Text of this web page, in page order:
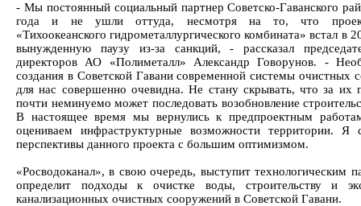
- Мы постоянный социальный партнер Советско-Гаванского
года и не ушли оттуда, несмотря на то, что
«Тихоокеанского гидрометаллургического комбината» встал в
вынужденную паузу из-за санкций, - рассказал
директоров АО «Полиметалл» Александр Говорунов. -
создания в Советской Гавани современной системы очистных
для нас совершенно очевидна. Не стану скрывать, что за их
почти неминуемо может последовать возобновление
В настоящее время мы вернулись к предпроектным
оцениваем инфраструктурные возможности территории. Я
перспективы данного проекта с большим оптимизмом.
«Росводоканал», в свою очередь, выступит технологическим
определит подходы к очистке воды, строительству и
канализационных очистных сооружений в Советской Гавани.